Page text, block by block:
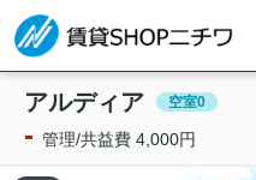
アルディア 空室0
- 管理/共益費 4,000円